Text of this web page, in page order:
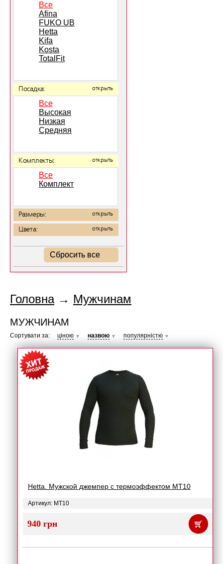
Все
Afina
FUKO UB
Hetta
Kifa
Kosta
TotalFit
Посадка: открыть
Все
Высокая
Низкая
Средняя
Комплекты: открыть
Все
Комплект
Размеры: открыть
Цвета: открыть
Сбросить все
Головна→ Мужчинам
МУЖЧИНАМ
Сортувати за: ціною ▼ назвою ▼ популярністю ▼
Hetta. Мужской джемпер с термоэффектом MT10
Артикул: MT10
940 грн